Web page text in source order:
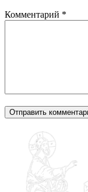
Комментарий *